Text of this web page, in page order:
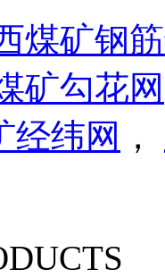
煤矿钢
矿勾花网
经纬网 ，